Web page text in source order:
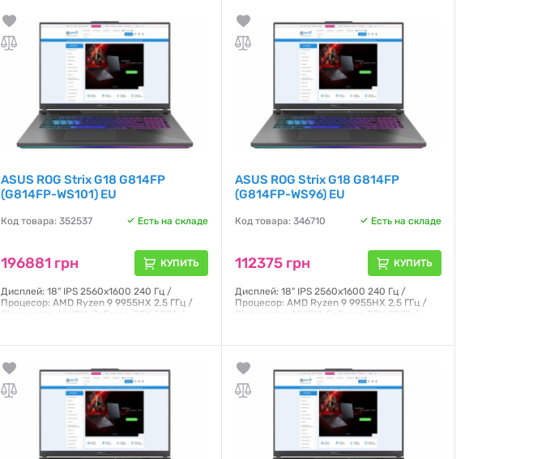
Гарантия: Гарантия:
ASUS ROG Strix G18 G814FP
(G814FP-WS101) EU
Код товара: 352537 Есть на складе
196881 грн КУПИТЬ
Дисплей: 18" IPS 2560x1600 240 Гц /
Процесор: AMD Ryzen 9 9955HX 2,5 ГГц /
Відеокарта: NVIDIA GeForce RTX 5070 /
Гарантия:
ASUS ROG Strix G18 G814FP
(G814FP-WS96) EU
Код товара: 346710 Есть на складе
112375 грн КУПИТЬ
Дисплей: 18" IPS 2560x1600 240 Гц /
Процесор: AMD Ryzen 9 9955HX 2,5 ГГц /
Відеокарта: NVIDIA GeForce RTX 5070 /
Гарантия: